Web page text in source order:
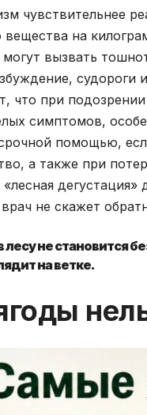
чувствительнее
вещества на
могут вызвать
что при
симптомов,
помощью,
а также при
не скажет
лесу не становится
на ветке.